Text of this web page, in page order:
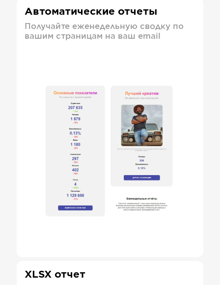
Автоматические отчеты
Получайте еженедельную сводку по
вашим страницам на ваш email
XLSX отчет